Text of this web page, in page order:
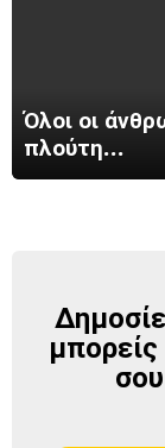
Όλοι οι
πλούτη…
ΣΤΟΝ
ΡΩΜΗΌ